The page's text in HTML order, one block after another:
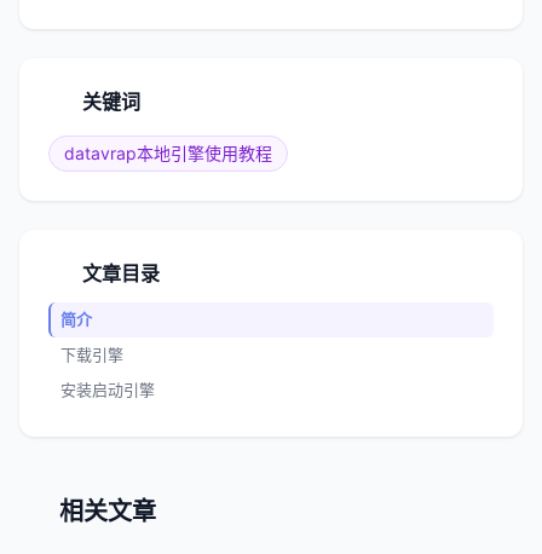
关键词
datavrap本地引擎使用教程
文章目录
简介
下载引擎
安装启动引擎
相关文章